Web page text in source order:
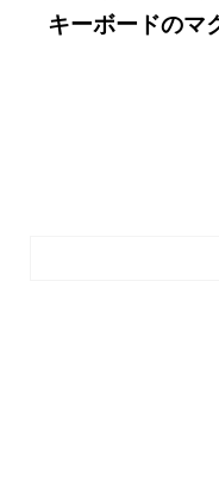
キーボードのマ